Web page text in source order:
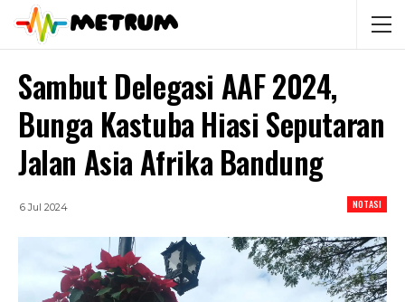
Sambut Delegasi AAF 2024,
Bunga Kastuba Hiasi Seputaran
Jalan Asia Afrika Bandung
NOTASI
6 Jul 2024